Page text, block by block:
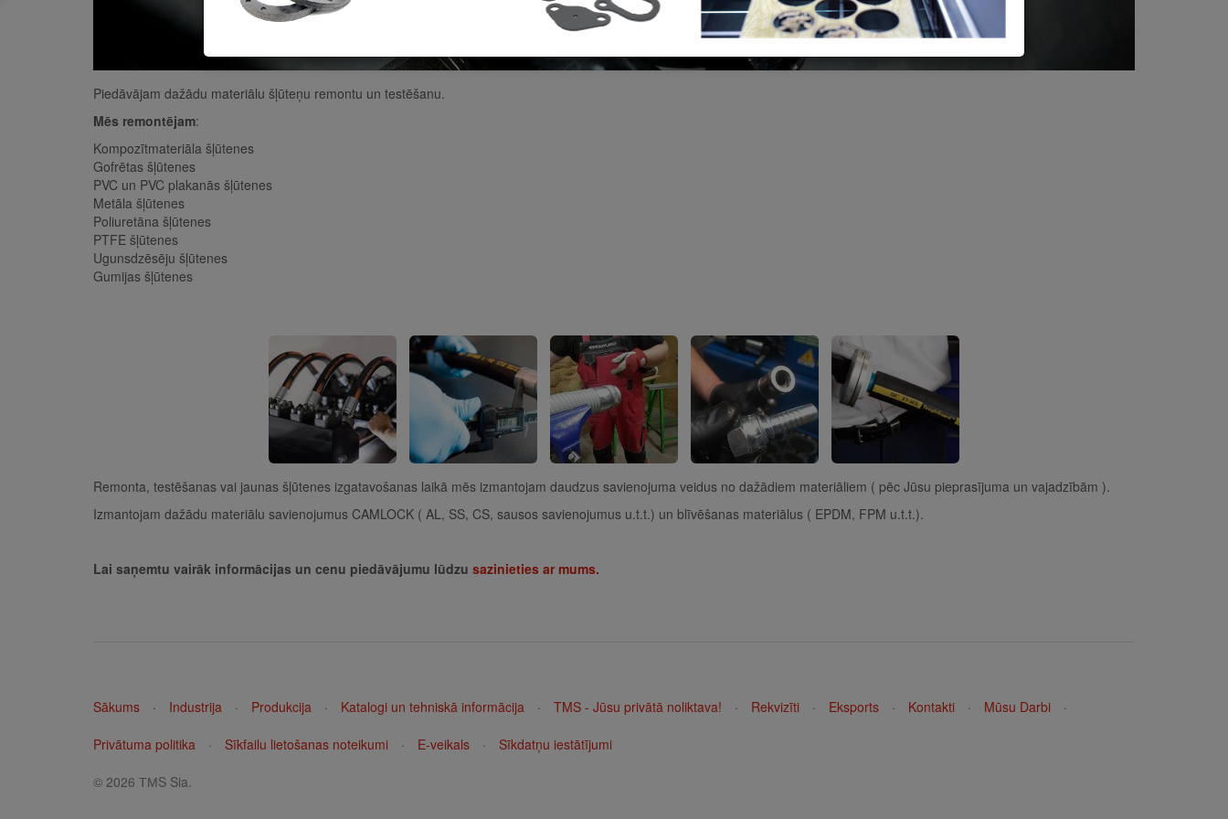
Piedāvājam dažādu materiālu šļūteņu remontu un testēšanu.
Mēs remontējam:
Kompozītmateriāla šļūtenes
Gofrētas šļūtenes
PVC un PVC plakanās šļūtenes
Metāla šļūtenes
Poliuretāna šļūtenes
PTFE šļūtenes
Ugunsdzēsēju šļūtenes
Gumijas šļūtenes
Remonta, testēšanas vai jaunas šļūtenes izgatavošanas laikā mēs izmantojam daudzus savienojuma veidus no dažādiem materiāliem ( pēc Jūsu pieprasījuma un vajadzībām ).
Izmantojam dažādu materiālu savienojumus CAMLOCK ( AL, SS, CS, sausos savienojumus u.t.t.) un blīvēšanas materiālus ( EPDM, FPM u.t.t.).
Lai saņemtu vairāk informācijas un cenu piedāvājumu lūdzu sazinieties ar mums.
Sākums · Industrija · Produkcija · Katalogi un tehniskā informācija · TMS - Jūsu privātā noliktava! · Rekvizīti · Eksports · Kontakti · Mūsu Darbi ·
Privātuma politika · Sīkfailu lietošanas noteikumi · E-veikals · Sīkdatņu iestātījumi
© 2026 ТМS Sia.